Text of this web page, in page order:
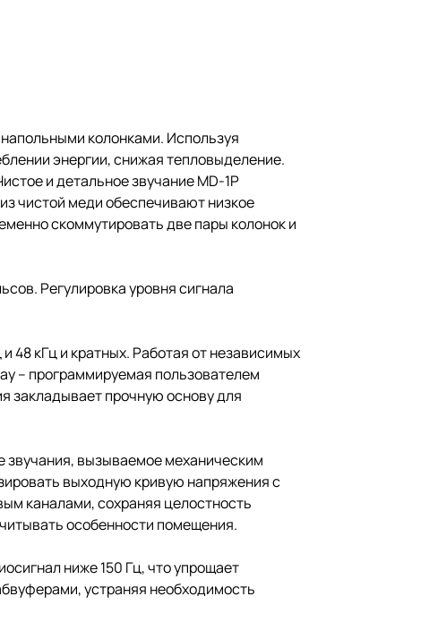
колонками. Используя
энергии, снижая тепловыделение.
и детальное звучание MD-1P
чистой меди обеспечивают низкое
скоммутировать две пары колонок и
Регулировка уровня сигнала
48 кГц и кратных. Работая от независимых
– программируемая пользователем
закладывает прочную основу для
звучания, вызываемое механическим
выходную кривую напряжения с
каналами, сохраняя целостность
особенности помещения.
ниже 150 Гц, что упрощает
устраняя необходимость